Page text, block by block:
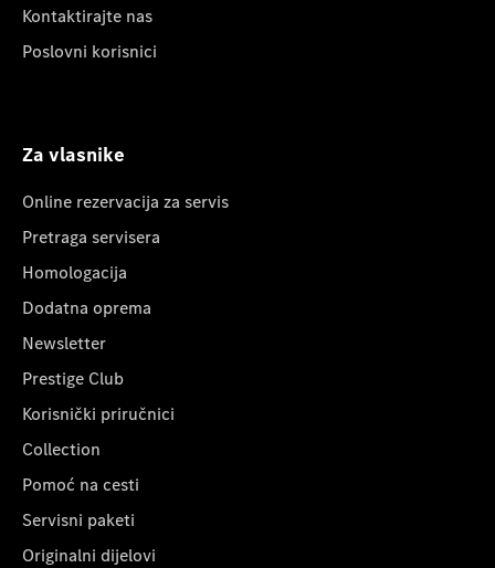
Kontaktirajte nas
Poslovni korisnici
Za vlasnike
Online rezervacija za servis
Pretraga servisera
Homologacija
Dodatna oprema
Newsletter
Prestige Club
Korisnički priručnici
Collection
Pomoć na cesti
Servisni paketi
Originalni dijelovi